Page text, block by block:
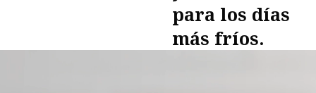
para los días
más fríos.